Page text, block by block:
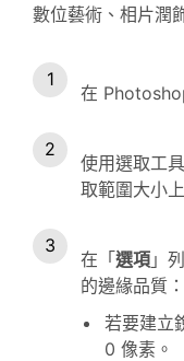
數位藝術、相片潤
在
使用選取工
取範圍大小
在「 選項 」
的邊緣品質：
若要建立
0 像素。